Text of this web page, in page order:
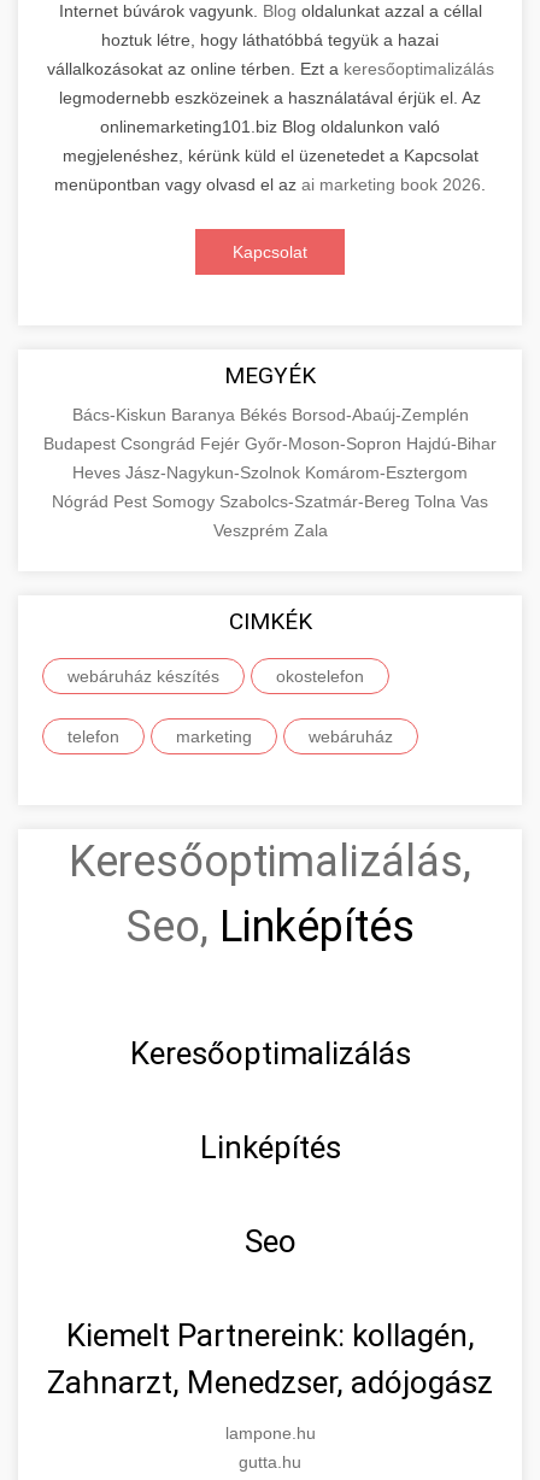
Internet búvárok vagyunk. Blog oldalunkat azzal a céllal
hoztuk létre, hogy láthatóbbá tegyük a hazai
vállalkozásokat az online térben. Ezt a keresőoptimalizálás
legmodernebb eszközeinek a használatával érjük el. Az
onlinemarketing101.biz Blog oldalunkon való
megjelenéshez, kérünk küld el üzenetedet a Kapcsolat
menüpontban vagy olvasd el az ai marketing book 2026
Kapcsolat
MEGYÉK
Bács-Kiskun Baranya Békés Borsod-Abaúj-Zemplén
Budapest Csongrád Fejér Győr-Moson-Sopron Hajdú-Bihar
Heves Jász-Nagykun-Szolnok Komárom-Esztergom
Nógrád Pest Somogy Szabolcs-Szatmár-Bereg Tolna Vas
Veszprém Zala
CIMKÉK
webáruház készítés okostelefon
telefon marketing webáruház
Keresőoptimalizálás,
Seo, Linképítés
Keresőoptimalizálás
Linképítés
Seo
Kiemelt Partnereink: kollagén,
Zahnarzt, Menedzser, adójogász
lampone.hu
gutta.hu